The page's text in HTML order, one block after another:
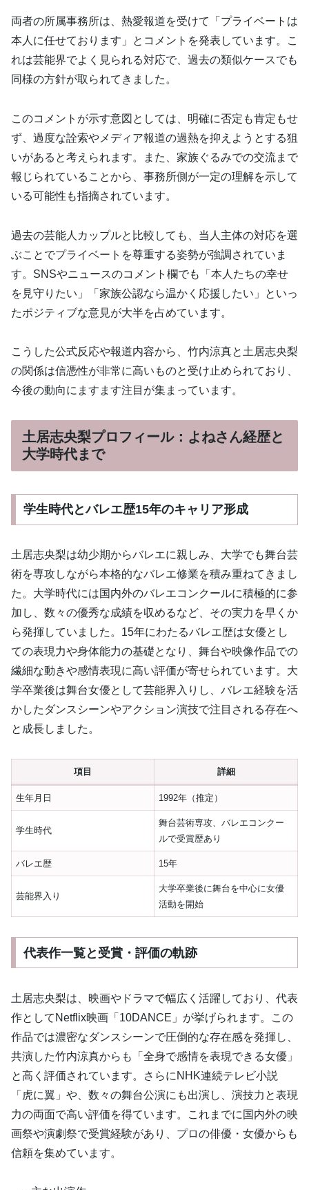
両者の所属事務所は、熱愛報道を受けて「プライベートは
本人に任せております」とコメントを発表しています。こ
れは芸能界でよく見られる対応で、過去の類似ケースでも
同様の方針が取られてきました。
このコメントが示す意図としては、明確に否定も肯定もせ
ず、過度な詮索やメディア報道の過熱を抑えようとする狙
いがあると考えられます。また、家族ぐるみでの交流まで
報じられていることから、事務所側が一定の理解を示して
いる可能性も指摘されています。
過去の芸能人カップルと比較しても、当人主体の対応を選
ぶことでプライベートを尊重する姿勢が強調されていま
す。SNSやニュースのコメント欄でも「本人たちの幸せ
を見守りたい」「家族公認なら温かく応援したい」といっ
たポジティブな意見が大半を占めています。
こうした公式反応や報道内容から、竹内涼真と土居志央梨
の関係は信憑性が非常に高いものと受け止められており、
今後の動向にますます注目が集まっています。
土居志央梨プロフィール：よねさん経歴と
大学時代まで
学生時代とバレエ歴15年のキャリア形成
土居志央梨は幼少期からバレエに親しみ、大学でも舞台芸
術を専攻しながら本格的なバレエ修業を積み重ねてきまし
た。大学時代には国内外のバレエコンクールに積極的に参
加し、数々の優秀な成績を収めるなど、その実力を早くか
ら発揮していました。15年にわたるバレエ歴は女優とし
ての表現力や身体能力の基礎となり、舞台や映像作品での
繊細な動きや感情表現に高い評価が寄せられています。大
学卒業後は舞台女優として芸能界入りし、バレエ経験を活
かしたダンスシーンやアクション演技で注目される存在へ
と成長しました。
項目 詳細
生年月日 1992年（推定）
学生時代
舞台芸術専攻、バレエコンクー
ルで受賞歴あり
バレエ歴 15年
芸能界入り
大学卒業後に舞台を中心に女優
活動を開始
代表作一覧と受賞・評価の軌跡
土居志央梨は、映画やドラマで幅広く活躍しており、代表
作としてNetflix映画「10DANCE」が挙げられます。この
作品では濃密なダンスシーンで圧倒的な存在感を発揮し、
共演した竹内涼真からも「全身で感情を表現できる女優」
と高く評価されています。さらにNHK連続テレビ小説
「虎に翼」や、数々の舞台公演にも出演し、演技力と表現
力の両面で高い評価を得ています。これまでに国内外の映
画祭や演劇祭で受賞経験があり、プロの俳優・女優からも
信頼を集めています。